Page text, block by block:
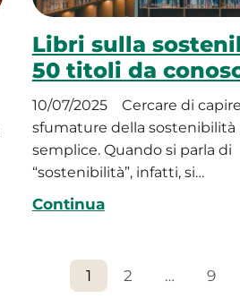
Libri sulla
50 titoli da
10/07/2025
Cercare di
sfumature della sostenibilità
semplice. Quando si parla di
“sostenibilità”, infatti, si…
Continua
1 2 … 9